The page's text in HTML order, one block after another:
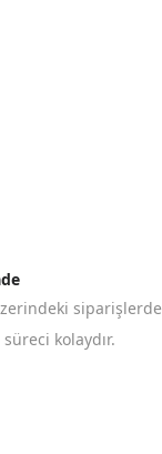
siparişlerde
kolaydır.